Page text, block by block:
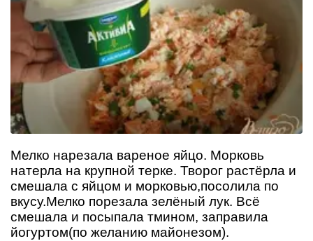
Мелко нарезала вареное яйцо. Морковь
натерла на крупной терке. Творог растёрла и
смешала с яйцом и морковью,посолила по
вкусу.Мелко порезала зелёный лук. Всё
смешала и посыпала тмином, заправила
йогуртом(по желанию майонезом).